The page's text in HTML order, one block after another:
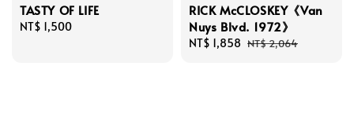
TASTY OF LIFE
Regular
NT$ 1,500
RICK McCLOSKEY《Van
Nuys Blvd. 1972》
Sale
NT$ 1,858 Regular
NT$ 2,064